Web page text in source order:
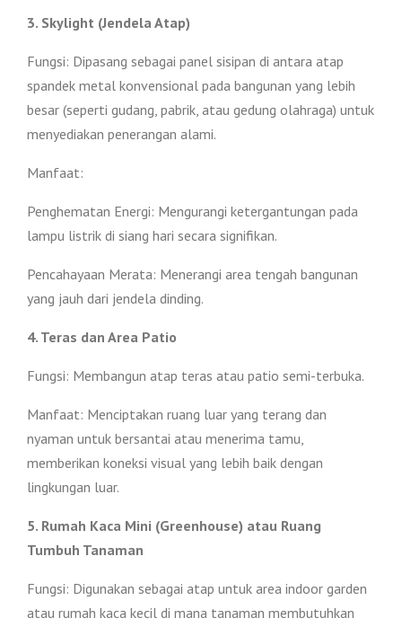
3. Skylight (Jendela Atap)
Fungsi: Dipasang sebagai panel sisipan di antara atap
spandek metal konvensional pada bangunan yang lebih
besar (seperti gudang, pabrik, atau gedung olahraga) untuk
menyediakan penerangan alami.
Manfaat:
Penghematan Energi: Mengurangi ketergantungan pada
lampu listrik di siang hari secara signifikan.
Pencahayaan Merata: Menerangi area tengah bangunan
yang jauh dari jendela dinding.
4. Teras dan Area Patio
Fungsi: Membangun atap teras atau patio semi-terbuka.
Manfaat: Menciptakan ruang luar yang terang dan
nyaman untuk bersantai atau menerima tamu,
memberikan koneksi visual yang lebih baik dengan
lingkungan luar.
5. Rumah Kaca Mini (Greenhouse) atau Ruang
Tumbuh Tanaman
Fungsi: Digunakan sebagai atap untuk area indoor garden
atau rumah kaca kecil di mana tanaman membutuhkan